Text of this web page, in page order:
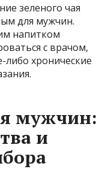
зеленого чая
для мужчин.
напитком
с врачом,
либо хронические
мужчин:
и